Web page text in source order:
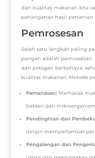
dan kualitas makanan kita
penanganan hasil pertanian.
Pemrosesan
Salah satu langkah paling
pangan adalah
dan patogen berbahaya,
kualitas makanan. Metode
Pemanasan: Memasak
bakteri dan
Pendinginan dan
dingin memperlambat
Pengalengan dan